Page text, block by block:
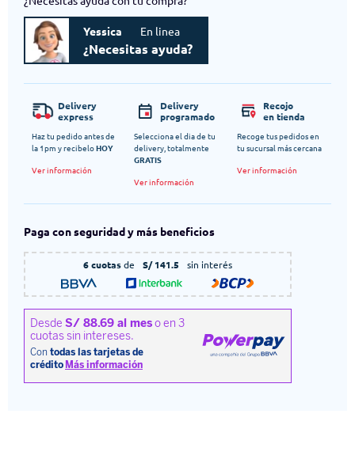
Yessica En linea
¿Necesitas ayuda?
Delivery
express
Haz tu pedido antes de
la 1pm y recibeloHOY
Ver información
Delivery
programado
Selecciona el dia de tu
delivery, totalmente
GRATIS
Ver información
Recojo
en tienda
Recoge tus pedidos en
tu sucursal más cercana
Ver información
Paga con seguridad y más beneficios
6 cuotasde S/ 141.5 sin interés